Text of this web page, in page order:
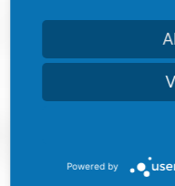
Jahn
Powered by